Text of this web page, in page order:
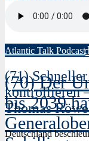
Thomas
Atlantic Talk
(70) Der
bis 2039
Atlantic Talk Podcast
(71)
kontrollieren
Thomas
Deutschland